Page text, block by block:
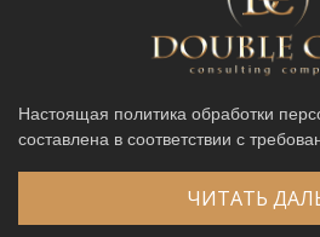
Настоящая политика обработки
составлена в соответствии с
ЧИТАТЬ